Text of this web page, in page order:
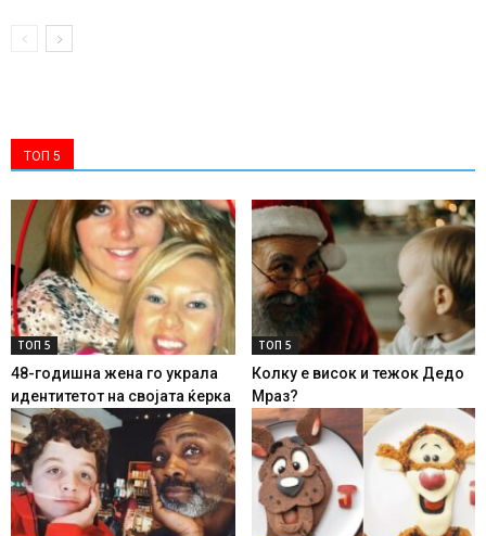
ТОП 5
ТОП 5
48-годишна жена го украла
идентитетот на својата ќерка
ТОП 5
Колку е висок и тежок Дедо
Мраз?